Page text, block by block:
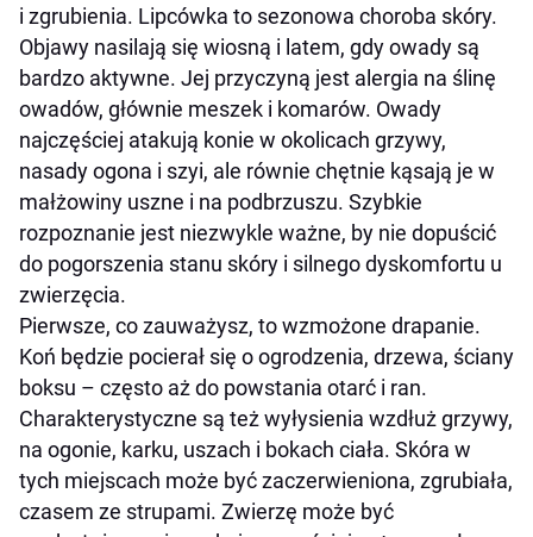
i zgrubienia. Lipcówka to sezonowa choroba skóry.
Objawy nasilają się wiosną i latem, gdy owady są
bardzo aktywne. Jej przyczyną jest alergia na ślinę
owadów, głównie meszek i komarów. Owady
najczęściej atakują konie w okolicach grzywy,
nasady ogona i szyi, ale równie chętnie kąsają je w
małżowiny uszne i na podbrzuszu. Szybkie
rozpoznanie jest niezwykle ważne, by nie dopuścić
do pogorszenia stanu skóry i silnego dyskomfortu u
zwierzęcia.
Pierwsze, co zauważysz, to wzmożone drapanie.
Koń będzie pocierał się o ogrodzenia, drzewa, ściany
boksu – często aż do powstania otarć i ran.
Charakterystyczne są też wyłysienia wzdłuż grzywy,
na ogonie, karku, uszach i bokach ciała. Skóra w
tych miejscach może być zaczerwieniona, zgrubiała,
czasem ze strupami. Zwierzę może być